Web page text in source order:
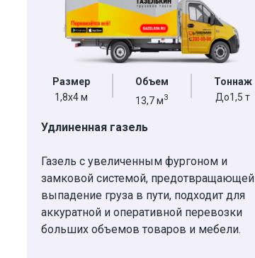
Размер
1,8х4 м
Объем
13,7 м3
Тоннаж
До1,5 т
Удлиненная газель
Газель с увеличенным фургоном и
замковой системой, предотвращающей
выпадение груза в пути, подходит для
аккуратной и оперативной перевозки
больших объемов товаров и мебели.